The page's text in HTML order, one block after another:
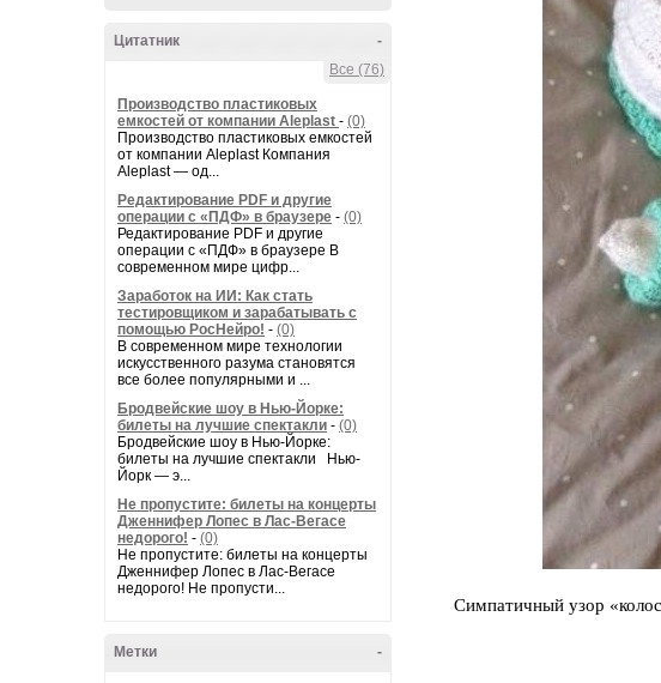
-
Цитатник
Все (76)
Производство пластиковых
емкостей от компании Aleplast - (0)
Производство пластиковых емкостей
от компании Aleplast Компания
Aleplast — од...
Редактирование PDF и другие
операции с «ПДФ» в браузере - (0)
Редактирование PDF и другие
операции с «ПДФ» в браузере В
современном мире цифр...
Заработок на ИИ: Как стать
тестировщиком и зарабатывать с
помощью РосНейро! - (0)
В современном мире технологии
искусственного разума становятся
все более популярными и ...
Бродвейские шоу в Нью-Йорке:
билеты на лучшие спектакли - (0)
Бродвейские шоу в Нью-Йорке:
билеты на лучшие спектакли Нью-
Йорк — э...
Не пропустите: билеты на концерты
Дженнифер Лопес в Лас-Вегасе
недорого! - (0)
Не пропустите: билеты на концерты
Дженнифер Лопес в Лас-Вегасе
недорого! Не пропусти...
-
Метки
Симпатичный узор